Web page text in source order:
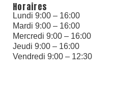
Horaires
Lundi 9:00 – 16:00
Mardi 9:00 – 16:00
Mercredi 9:00 – 16:00
Jeudi 9:00 – 16:00
Vendredi 9:00 – 12:30